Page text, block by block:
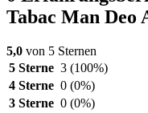
Tabac Man Deo
5,0 von 5 Sternen
5 Sterne 3 (100%)
4 Sterne 0 (0%)
3 Sterne 0 (0%)